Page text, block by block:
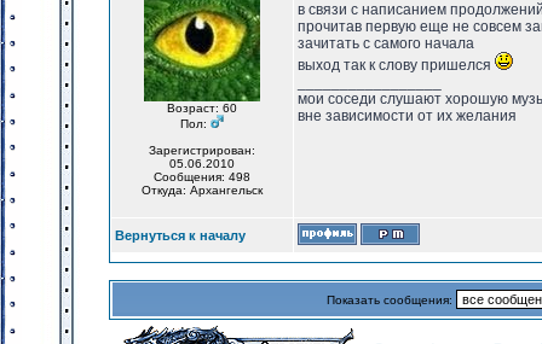
Возраст: 60
Пол:
Зарегистрирован:
05.06.2010
Сообщения: 498
Откуда: Архангельск
в связи с написанием
прочитав первую еще не совсем
зачитать с самого начала
выход так к слову пришелся
мои соседи слушают хорошую
вне зависимости от их желания
Вернуться к началу
Показать сообщения: